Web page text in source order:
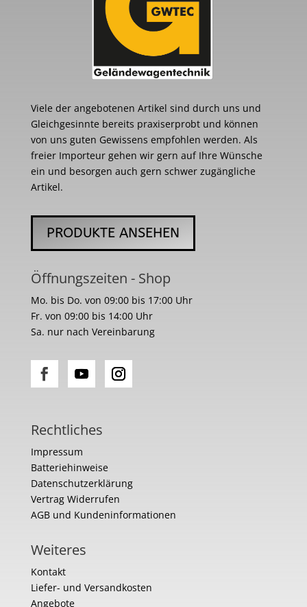
Viele der angebotenen Artikel sind durch uns und
Gleichgesinnte bereits praxiserprobt und können
von uns guten Gewissens empfohlen werden. Als
freier Importeur gehen wir gern auf Ihre Wünsche
ein und besorgen auch gern schwer zugängliche
Artikel.
PRODUKTE ANSEHEN
Öffnungszeiten - Shop
Mo. bis Do. von 09:00 bis 17:00 Uhr
Fr. von 09:00 bis 14:00 Uhr
Sa. nur nach Vereinbarung
Rechtliches
Impressum
Batteriehinweise
Datenschutzerklärung
Vertrag Widerrufen
AGB und Kundeninformationen
Weiteres
Kontakt
Liefer- und Versandkosten
Angebote